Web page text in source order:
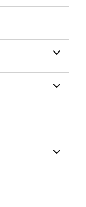
anzeigen
anzeigen
anzeigen